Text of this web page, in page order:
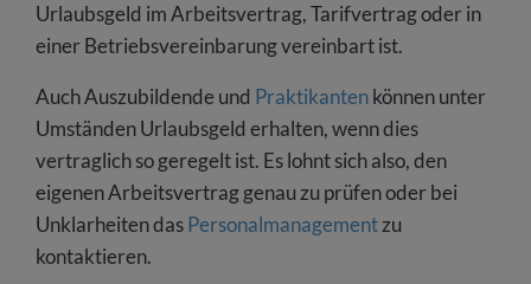
Urlaubsgeld im Arbeitsvertrag, Tarifvertrag oder in
einer Betriebsvereinbarung vereinbart ist.
Auch Auszubildende und Praktikantenkönnen unter
Umständen Urlaubsgeld erhalten, wenn dies
vertraglich so geregelt ist. Es lohnt sich also, den
eigenen Arbeitsvertrag genau zu prüfen oder bei
Unklarheiten dasPersonalmanagementzu
kontaktieren.